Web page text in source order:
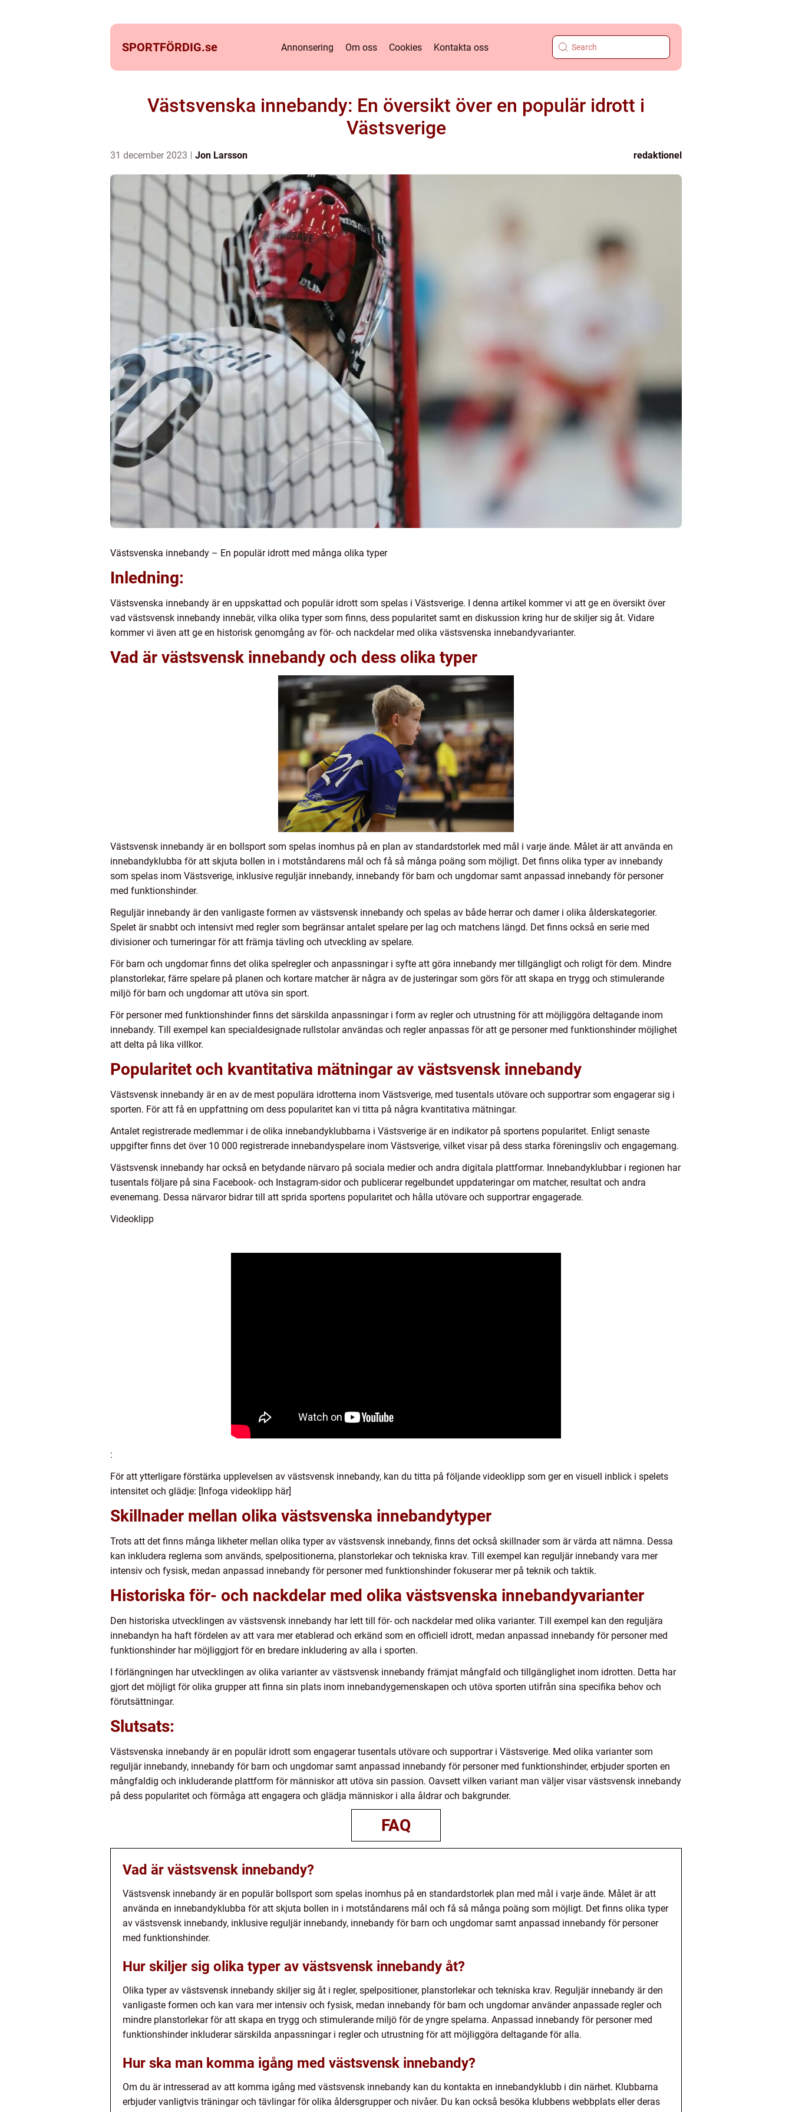
SPORTFÖRDIG.se Annonsering Om oss Cookies Kontakta oss
Västsvenska innebandy: En översikt över en populär idrott i
Västsverige
31 december 2023 Jon Larsson redaktionel
Västsvenska innebandy – En populär idrott med många olika typer
Inledning:
Västsvenska innebandy är en uppskattad och populär idrott som spelas i Västsverige. I denna artikel kommer vi att ge en översikt över
vad västsvensk innebandy innebär, vilka olika typer som finns, dess popularitet samt en diskussion kring hur de skiljer sig åt. Vidare
kommer vi även att ge en historisk genomgång av för- och nackdelar med olika västsvenska innebandyvarianter.
Vad är västsvensk innebandy och dess olika typer
Västsvensk innebandy är en bollsport som spelas inomhus på en plan av standardstorlek med mål i varje ände. Målet är att använda en
innebandyklubba för att skjuta bollen in i motståndarens mål och få så många poäng som möjligt. Det finns olika typer av innebandy
som spelas inom Västsverige, inklusive reguljär innebandy, innebandy för barn och ungdomar samt anpassad innebandy för personer
med funktionshinder.
Reguljär innebandy är den vanligaste formen av västsvensk innebandy och spelas av både herrar och damer i olika ålderskategorier.
Spelet är snabbt och intensivt med regler som begränsar antalet spelare per lag och matchens längd. Det finns också en serie med
divisioner och turneringar för att främja tävling och utveckling av spelare.
För barn och ungdomar finns det olika spelregler och anpassningar i syfte att göra innebandy mer tillgängligt och roligt för dem. Mindre
planstorlekar, färre spelare på planen och kortare matcher är några av de justeringar som görs för att skapa en trygg och stimulerande
miljö för barn och ungdomar att utöva sin sport.
För personer med funktionshinder finns det särskilda anpassningar i form av regler och utrustning för att möjliggöra deltagande inom
innebandy. Till exempel kan specialdesignade rullstolar användas och regler anpassas för att ge personer med funktionshinder möjlighet
att delta på lika villkor.
Popularitet och kvantitativa mätningar av västsvensk innebandy
Västsvensk innebandy är en av de mest populära idrotterna inom Västsverige, med tusentals utövare och supportrar som engagerar sig i
sporten. För att få en uppfattning om dess popularitet kan vi titta på några kvantitativa mätningar.
Antalet registrerade medlemmar i de olika innebandyklubbarna i Västsverige är en indikator på sportens popularitet. Enligt senaste
uppgifter finns det över 10 000 registrerade innebandyspelare inom Västsverige, vilket visar på dess starka föreningsliv och engagemang.
Västsvensk innebandy har också en betydande närvaro på sociala medier och andra digitala plattformar. Innebandyklubbar i regionen har
tusentals följare på sina Facebook- och Instagram-sidor och publicerar regelbundet uppdateringar om matcher, resultat och andra
evenemang. Dessa närvaror bidrar till att sprida sportens popularitet och hålla utövare och supportrar engagerade.
Videoklipp
:
För att ytterligare förstärka upplevelsen av västsvensk innebandy, kan du titta på följande videoklipp som ger en visuell inblick i spelets
intensitet och glädje: [Infoga videoklipp här]
Skillnader mellan olika västsvenska innebandytyper
Trots att det finns många likheter mellan olika typer av västsvensk innebandy, finns det också skillnader som är värda att nämna. Dessa
kan inkludera reglerna som används, spelpositionerna, planstorlekar och tekniska krav. Till exempel kan reguljär innebandy vara mer
intensiv och fysisk, medan anpassad innebandy för personer med funktionshinder fokuserar mer på teknik och taktik.
Historiska för- och nackdelar med olika västsvenska innebandyvarianter
Den historiska utvecklingen av västsvensk innebandy har lett till för- och nackdelar med olika varianter. Till exempel kan den reguljära
innebandyn ha haft fördelen av att vara mer etablerad och erkänd som en officiell idrott, medan anpassad innebandy för personer med
funktionshinder har möjliggjort för en bredare inkludering av alla i sporten.
I förlängningen har utvecklingen av olika varianter av västsvensk innebandy främjat mångfald och tillgänglighet inom idrotten. Detta har
gjort det möjligt för olika grupper att finna sin plats inom innebandygemenskapen och utöva sporten utifrån sina specifika behov och
förutsättningar.
Slutsats:
Västsvenska innebandy är en populär idrott som engagerar tusentals utövare och supportrar i Västsverige. Med olika varianter som
reguljär innebandy, innebandy för barn och ungdomar samt anpassad innebandy för personer med funktionshinder, erbjuder sporten en
mångfaldig och inkluderande plattform för människor att utöva sin passion. Oavsett vilken variant man väljer visar västsvensk innebandy
på dess popularitet och förmåga att engagera och glädja människor i alla åldrar och bakgrunder.
FAQ
Vad är västsvensk innebandy?
Västsvensk innebandy är en populär bollsport som spelas inomhus på en standardstorlek plan med mål i varje ände. Målet är att
använda en innebandyklubba för att skjuta bollen in i motståndarens mål och få så många poäng som möjligt. Det finns olika typer
av västsvensk innebandy, inklusive reguljär innebandy, innebandy för barn och ungdomar samt anpassad innebandy för personer
med funktionshinder.
Hur skiljer sig olika typer av västsvensk innebandy åt?
Olika typer av västsvensk innebandy skiljer sig åt i regler, spelpositioner, planstorlekar och tekniska krav. Reguljär innebandy är den
vanligaste formen och kan vara mer intensiv och fysisk, medan innebandy för barn och ungdomar använder anpassade regler och
mindre planstorlekar för att skapa en trygg och stimulerande miljö för de yngre spelarna. Anpassad innebandy för personer med
funktionshinder inkluderar särskilda anpassningar i regler och utrustning för att möjliggöra deltagande för alla.
Hur ska man komma igång med västsvensk innebandy?
Om du är intresserad av att komma igång med västsvensk innebandy kan du kontakta en innebandyklubb i din närhet. Klubbarna
erbjuder vanligtvis träningar och tävlingar för olika åldersgrupper och nivåer. Du kan också besöka klubbens webbplats eller deras